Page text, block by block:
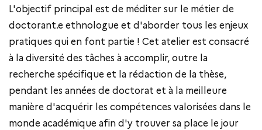
L'objectif principal est de méditer sur le métier de
doctorant.e ethnologue et d'aborder tous les enjeux
pratiques qui en font partie ! Cet atelier est consacré
à la diversité des tâches à accomplir, outre la
recherche spécifique et la rédaction de la thèse,
pendant les années de doctorat et à la meilleure
manière d'acquérir les compétences valorisées dans le
monde académique afin d'y trouver sa place le jour